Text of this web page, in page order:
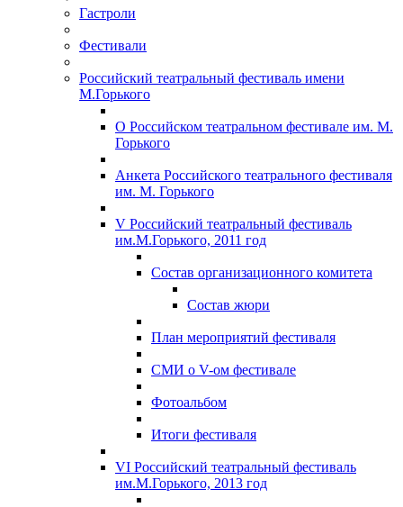
Гастроли
Фестивали
Российский театральный фестиваль имени
М.Горького
О Российском театральном фестивале им. М.
Горького
Анкета Российского театрального фестиваля
им. М. Горького
V Российский театральный фестиваль
им.М.Горького, 2011 год
Состав организационного комитета
Состав жюри
План мероприятий фестиваля
СМИ о V-ом фестивале
Фотоальбом
Итоги фестиваля
VI Российский театральный фестиваль
им.М.Горького, 2013 год